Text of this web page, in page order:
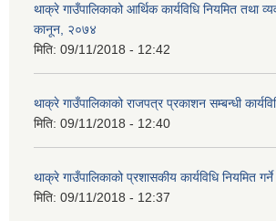
थाक्रे गाउँपालिकाको आर्थिक कार्यविधि नियमित तथा
कानून, २०७४
मिति: 09/11/2018 - 12:42
थाक्रे गाउँपालिकाको राजपत्र प्रकाशन सम्बन्धी
मिति: 09/11/2018 - 12:40
थाक्रे गाउँपालिकाको प्रशासकीय कार्यविधि नियमित
मिति: 09/11/2018 - 12:37